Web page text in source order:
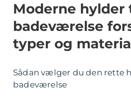
Moderne hylder
badeværelse
typer og
Sådan vælger du den rette
badeværelse